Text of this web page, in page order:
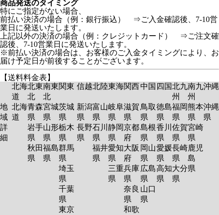
商品発送のタイミング
特にご指定がない場合、
前払い決済の場合（例：銀行振込） ⇒ご入金確認後、7-10営
業日に発送いたします。
上記以外の決済の場合（例：クレジットカード） ⇒ご注文確
認後、7-10営業日に発送いたします。
※前払い決済の場合は、お客様のご入金タイミングにより、お
届け予定日が前後することがございます。
【送料料金表】
北海
道
北東
北
南東
北
関東 信越北陸東海関西中国 四国北九
州
南九
州
沖縄
地
域
詳
細
北海
道
青森
県
岩手
県
秋田
県
宮城
県
山形
県
福島
県
茨城
県
栃木
県
群馬
県
埼玉
県
千葉
県
東京
新潟
県
長野
県
富山
県
石川
県
福井
県
岐阜
県
静岡
県
愛知
県
三重
県
滋賀
県
京都
府
大阪
府
兵庫
県
奈良
県
和歌
鳥取
県
島根
県
岡山
県
広島
県
山口
県
徳島
県
香川
県
愛媛
県
高知
県
福岡
県
佐賀
県
長崎
県
大分
県
熊本
県
宮崎
県
鹿児
島
県
沖縄
県